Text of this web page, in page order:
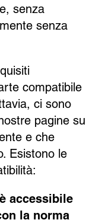
senza
senza
compatibile
ci sono
pagine su
e che
Esistono le
accessibile
la norma